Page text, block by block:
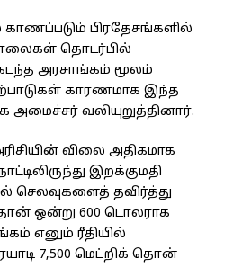
காணப்படும் பிரதேசங்களில்
தொடர்பில்
அரசாங்கம் மூலம்
காரணமாக இந்த
அமைச்சர் வலியுறுத்தினார்.
விலை அதிகமாக
இறக்குமதி
செலவுகளைத் தவிர்த்து
தொன் ஒன்று 600 டொலராக
எனும் ரீதியில்
7,500 மெட்றிக் தொன்